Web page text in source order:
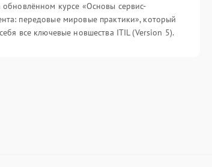
обновлённом курсе «Основы сервис-
передовые мировые практики», который
все ключевые новшества ITIL (Version 5).